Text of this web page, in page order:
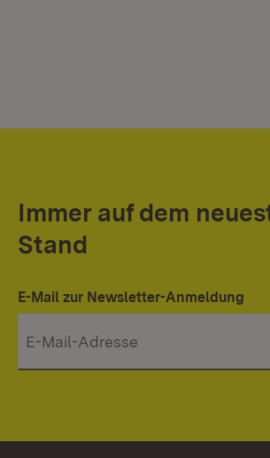
Immer auf dem
Stand
E-Mail zur Newsletter-Anmeldung